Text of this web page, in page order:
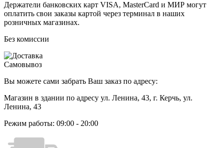
Держатели банковских карт VISA, MasterCard и МИР могут
оплатить свои заказы картой через терминал в наших
розничных магазинах.
Без комиссии
Самовывоз
Вы можете сами забрать Ваш заказ по адресу:
Магазин в здании по адресу ул. Ленина, 43, г. Керчь, ул.
Ленина, 43
Режим работы: 09:00 - 20:00